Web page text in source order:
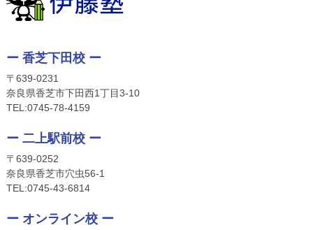
ー 香芝下田校 ー
〒639-0231
奈良県香芝市下田西1丁目3-10
TEL:0745-78-4159
ー 二上駅前校 ー
〒639-0252
奈良県香芝市穴虫56-1
TEL:0745-43-6814
ー オンライン校 ー